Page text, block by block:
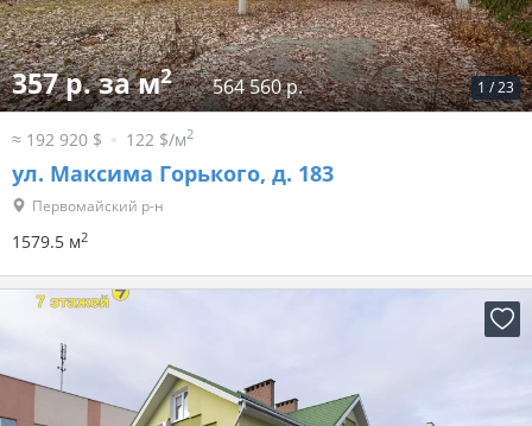
1 /23
357 р. за м2 564 560 р.
≈ 192 920 $ 122 $/м2
ул. Максима Горького, д. 183
Первомайский р-н
1579.5 м2